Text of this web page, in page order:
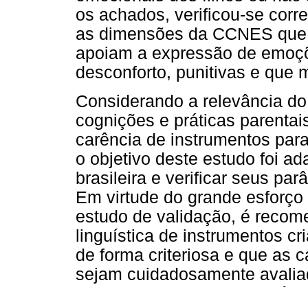
os achados, verificou-se
as dimensões da CCNES
apoiam a expressão de
desconforto, punitivas e que
Considerando a relevância
cognições e práticas
carência de instrumentos
o objetivo deste estudo foi
brasileira e verificar seus
Em virtude do grande
estudo de validação, é
linguística de instrumentos
de forma criteriosa e que as
sejam cuidadosamente